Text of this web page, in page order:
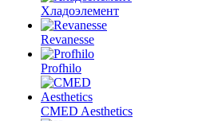
Хладоэлемент
Revanesse
Profhilo
CMED Aesthetics